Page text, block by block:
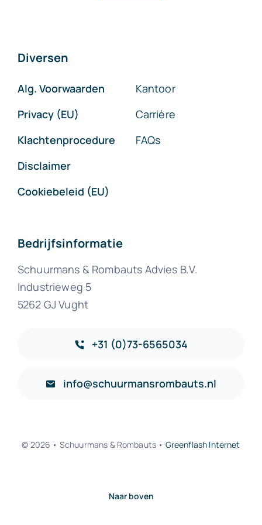
Diversen
Alg. Voorwaarden
Privacy (EU)
Klachtenprocedure
Disclaimer
Cookiebeleid (EU)
Kantoor
Carrière
FAQs
Bedrijfsinformatie
Schuurmans & Rombauts Advies B.V.
Industrieweg 5
5262 GJ Vught
+31 (0)73-6565034
info@schuurmansrombauts.nl
© 2026 • Schuurmans & Rombauts • Greenflash Internet
Naar boven